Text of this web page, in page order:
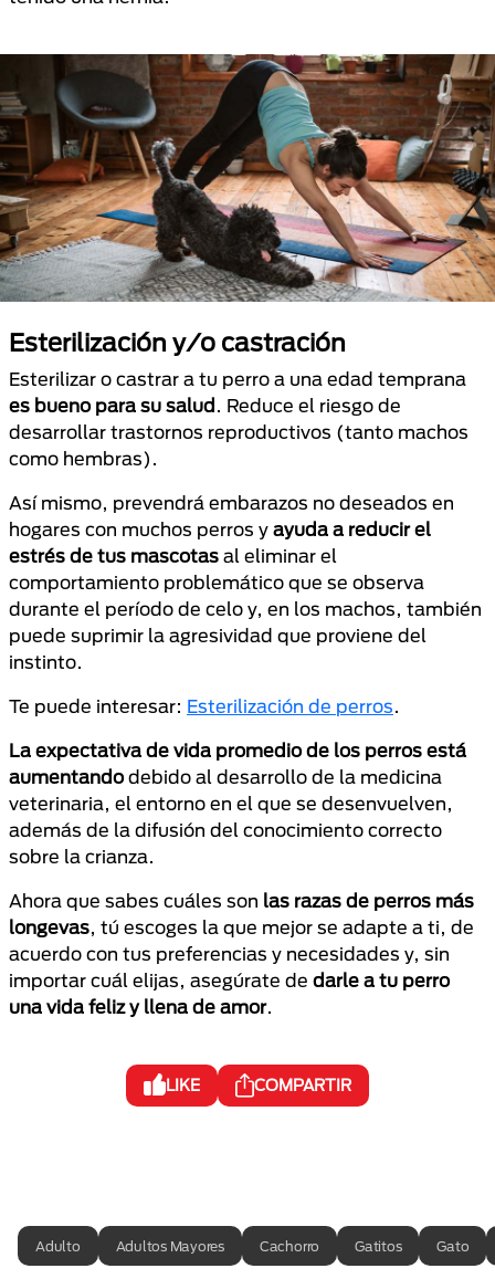
Esterilización y/o castración
Esterilizar o castrar a tu perro a una edad temprana
es bueno para su salud. Reduce el riesgo de
desarrollar trastornos reproductivos (tanto machos
como hembras).
Así mismo, prevendrá embarazos no deseados en
hogares con muchos perros y ayuda a reducir el
estrés de tus mascotas al eliminar el
comportamiento problemático que se observa
durante el período de celo y, en los machos, también
puede suprimir la agresividad que proviene del
instinto.
Te puede interesar: Esterilización de perros.
La expectativa de vida promedio de los perros está
aumentandodebido al desarrollo de la medicina
veterinaria, el entorno en el que se desenvuelven,
además de la difusión del conocimiento correcto
sobre la crianza.
Ahora que sabes cuáles son las razas de perros más
longevas, tú escoges la que mejor se adapte a ti, de
acuerdo con tus preferencias y necesidades y, sin
importar cuál elijas, asegúrate de darle a tu perro
una vida feliz y llena de amor.
LIKE COMPARTIR
Adulto Adultos Mayores Cachorro Gatitos Gato